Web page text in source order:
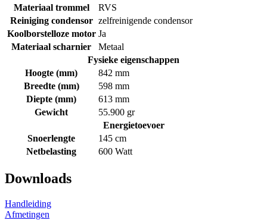
Materiaal trommel
RVS
Reiniging condensor zelfreinigende condensor
Koolborstelloze motor Ja
Materiaal scharnier
Metaal
Fysieke eigenschappen
Hoogte (mm)
842 mm
Breedte (mm)
598 mm
Diepte (mm)
613 mm
Gewicht
55.900 gr
Energietoevoer
Snoerlengte
145 cm
Netbelasting
600 Watt
Downloads
Handleiding
Afmetingen